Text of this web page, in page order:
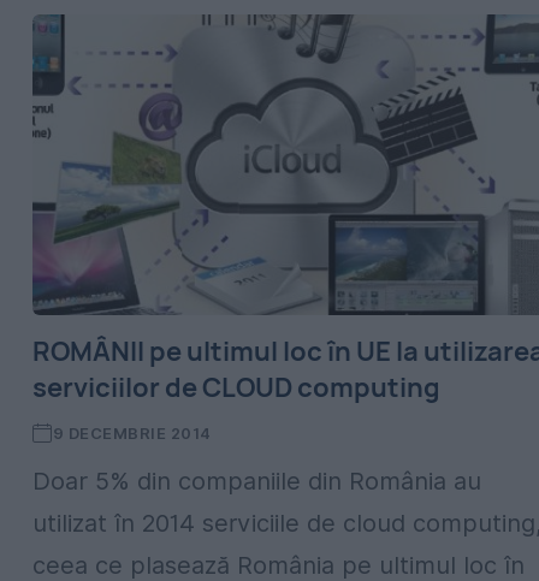
ROMÂNII pe ultimul loc în UE la
serviciilor de CLOUD computing
9 DECEMBRIE 2014
Doar 5% din companiile din România au
utilizat în 2014 serviciile de cloud computing,
ceea ce plasează România pe ultimul loc în